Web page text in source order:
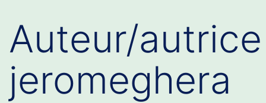
Auteur/
jeromeghera